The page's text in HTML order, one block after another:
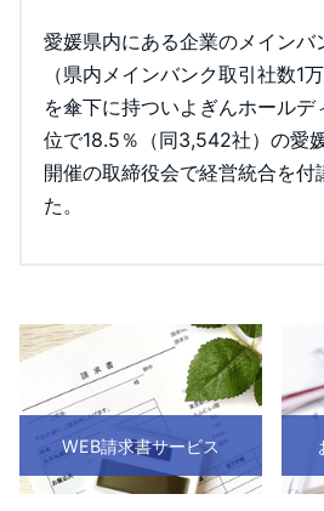
愛媛県内にある企業のメインバ
（県内メインバンク取引社数1
を傘下に持ついよぎんホール
位で18.5％（同3,542社）の愛
開催の取締役会で経営統合を付
た。
WEB請求書サービス